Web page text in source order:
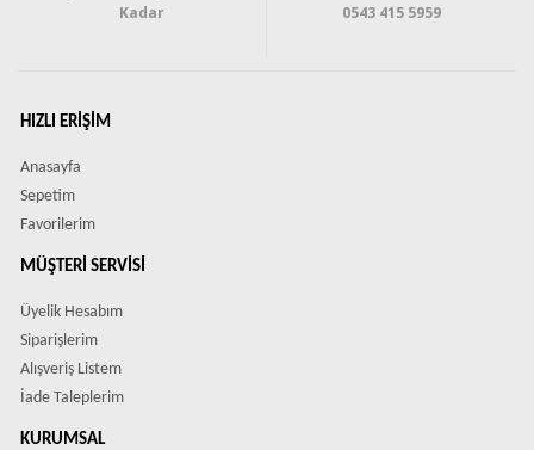
Kadar
0543 415 5959
HIZLI ERIŞIM
Anasayfa
Sepetim
Favorilerim
MÜŞTERI SERVISI
Üyelik Hesabım
Siparişlerim
Alışveriş Listem
İade Taleplerim
KURUMSAL